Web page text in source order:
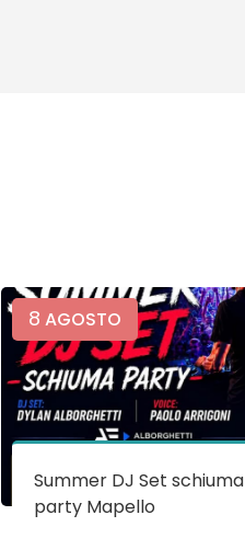
8 AGOSTO
Summer DJ Set schiuma
party Mapello